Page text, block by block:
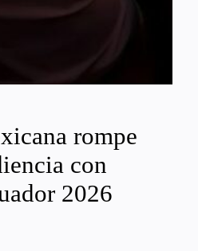
rompe
con
2026